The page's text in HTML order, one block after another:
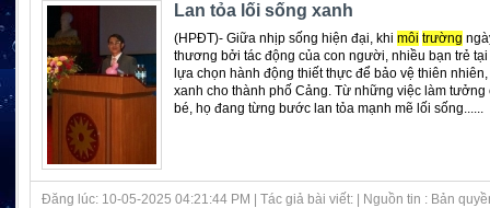
Lan tỏa lối sống xanh
(HPĐT)- Giữa nhịp sống hiện đại, khi môi trường
thương bởi tác động của con người, nhiều bạn trẻ
lựa chọn hành động thiết thực để bảo vệ thiên
xanh cho thành phố Cảng. Từ những việc làm tưởng
bé, họ đang từng bước lan tỏa mạnh mẽ lối sống......
Đăng lúc: 10-05-2025 04:21:44 PM | Tác giả bài viết: | Nguồn tin : Bản